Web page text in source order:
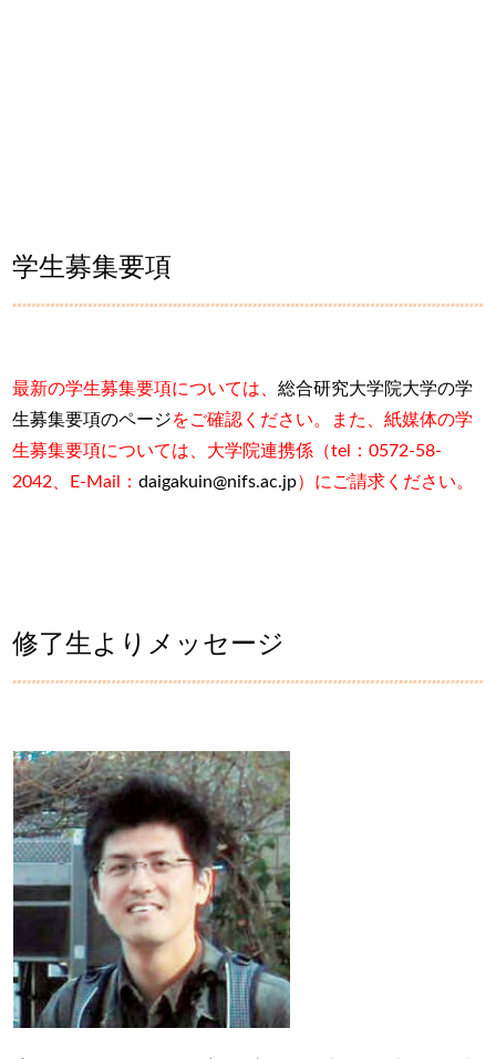
学生募集要項
最新の学生募集要項については、総合研究大学院大学の学
生募集要項のページをご確認ください。また、紙媒体の学
生募集要項については、大学院連携係（tel：0572-58-
2042、
E-Mail：daigakuin@nifs.ac.jp）にご請求ください。
修了生よりメッセージ